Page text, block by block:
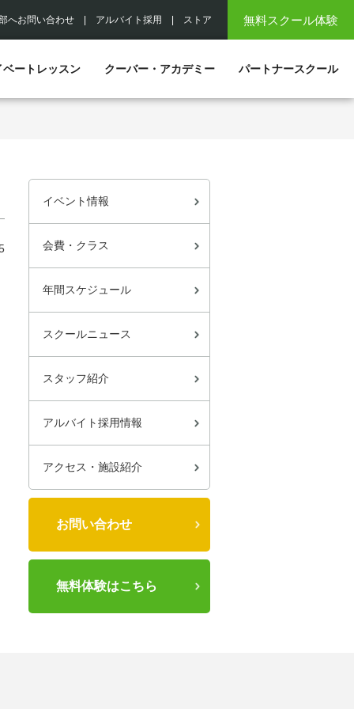
無料スクール体験
へお問い合わせ アルバイト採用 ストア
ベートレッスン クーバー・アカデミー パートナースクール
イベント情報
会費・クラス
年間スケジュール
スクールニュース
スタッフ紹介
アルバイト採用情報
アクセス・施設紹介
お問い合わせ
無料体験はこちら